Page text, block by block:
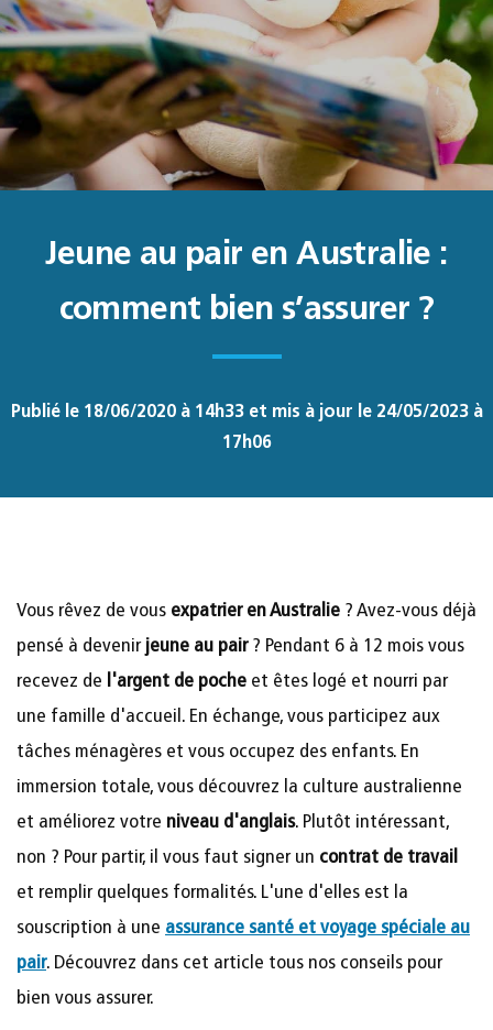
Jeune au pair en Australie :
comment bien s’assurer ?
Publié le 18/06/2020 à 14h33 et mis à jour le 24/05/2023 à
17h06
Vous rêvez de vous expatrier en Australie ? Avez-vous déjà
pensé à devenir jeune au pair? Pendant 6 à 12 mois vous
recevez de l'argent de poche et êtes logé et nourri par
une famille d'accueil. En échange, vous participez aux
tâches ménagères et vous occupez des enfants. En
immersion totale, vous découvrez la culture australienne
et améliorez votre niveau d'anglais. Plutôt intéressant,
non ? Pour partir, il vous faut signer un contrat de travail
et remplir quelques formalités. L'une d'elles est la
souscription à une assurance santé et voyage spéciale au
pair. Découvrez dans cet article tous nos conseils pour
bien vous assurer.